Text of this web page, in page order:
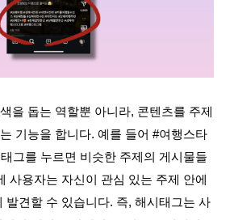
을 돕는 역할뿐 아니라, 콘텐츠를 주제
기능을 합니다. 예를 들어 #여행스타
그를 누르면 비슷한 주제의 게시물들
사용자는 자신이 관심 있는 주제 안에
발견할 수 있습니다. 즉, 해시태그는 사